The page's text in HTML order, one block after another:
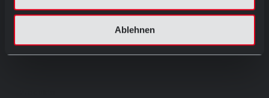
Ablehnen
NEWS